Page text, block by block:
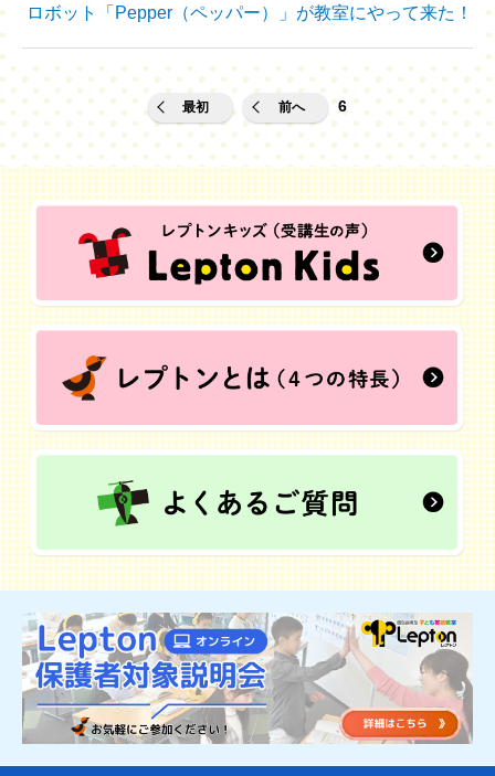
ロボット「Pepper（ペッパー）」が教室にやって来た！
最初 前へ 6